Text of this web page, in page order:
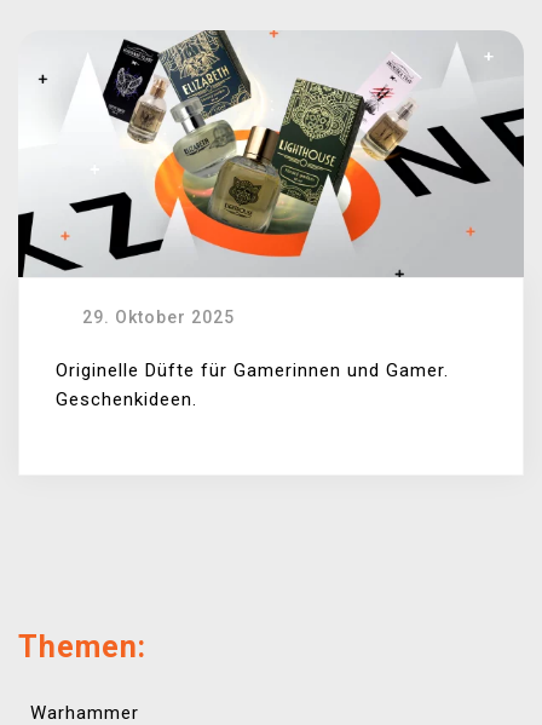
29. Oktober 2025
Originelle Düfte für Gamerinnen und Gamer.
Geschenkideen.
Themen:
Warhammer